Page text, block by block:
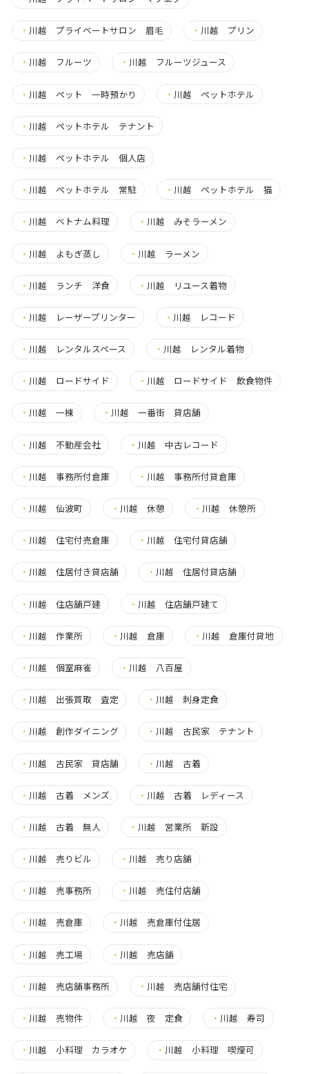
・ 川越 プライベートサロン 眉毛 ・ 川越 プリン
・ 川越 フルーツ ・ 川越 フルーツジュース
・ 川越 ペット 一時預かり ・ 川越 ペットホテル
・ 川越 ペットホテル テナント
・ 川越 ペットホテル 個人店
・ 川越 ペットホテル 常駐 ・ 川越 ペットホテル 猫
・ 川越 ベトナム料理 ・ 川越 みそラーメン
・ 川越 よもぎ蒸し ・ 川越 ラーメン
・ 川越 ランチ 洋食 ・ 川越 リユース着物
・ 川越 レーザープリンター ・ 川越 レコード
・ 川越 レンタルスペース ・ 川越 レンタル着物
・ 川越 ロードサイド ・ 川越 ロードサイド 飲食物件
・ 川越 一棟 ・ 川越 一番街 貸店舗
・ 川越 不動産会社 ・ 川越 中古レコード
・ 川越 事務所付倉庫 ・ 川越 事務所付貸倉庫
・ 川越 仙波町 ・ 川越 休憩 ・ 川越 休憩所
・ 川越 住宅付売倉庫 ・ 川越 住宅付貸店舗
・ 川越 住居付き貸店舗 ・ 川越 住居付貸店舗
・ 川越 住店舗戸建 ・ 川越 住店舗戸建て
・ 川越 作業所 ・ 川越 倉庫 ・ 川越 倉庫付貸地
・ 川越 個室麻雀 ・ 川越 八百屋
・ 川越 出張買取 査定 ・ 川越 刺身定食
・ 川越 創作ダイニング ・ 川越 古民家 テナント
・ 川越 古民家 貸店舗 ・ 川越 古着
・ 川越 古着 メンズ ・ 川越 古着 レディース
・ 川越 古着 無人 ・ 川越 営業所 新設
・ 川越 売りビル ・ 川越 売り店舗
・ 川越 売事務所 ・ 川越 売住付店舗
・ 川越 売倉庫 ・ 川越 売倉庫付住居
・ 川越 売工場 ・ 川越 売店舗
・ 川越 売店舗事務所 ・ 川越 売店舗付住宅
・ 川越 売物件 ・ 川越 夜 定食 ・ 川越 寿司
・ 川越 小料理 カラオケ ・ 川越 小料理 喫煙可